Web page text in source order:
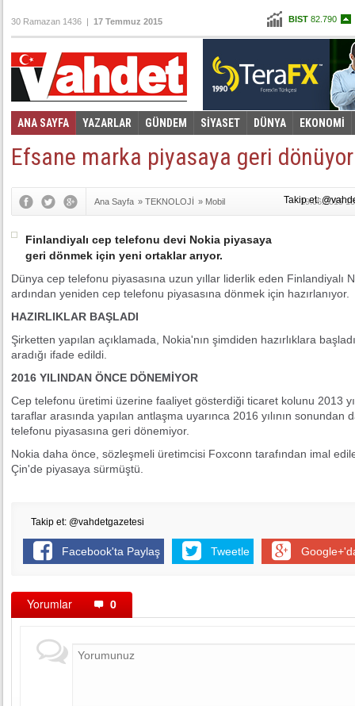
BIST 82.790
Altın97,867
Dolar 2,6555
Euro 2,8875
30 Ramazan 1436 | 17 Temmuz 2015
ANA SAYFA YAZARLAR GÜNDEM SİYASET DÜNYA EKONOMİ
Foto Galeri Video Galeri
Efsane marka piyasaya geri dönüyor
Ana Sayfa » TEKNOLOJİ » Mobil 19.06.2015
Finlandiyalı cep telefonu devi Nokia piyasaya
geri dönmek için yeni ortaklar arıyor.
Dünya cep telefonu piyasasına uzun yıllar liderlik eden Finlandiyalı
ardından yeniden cep telefonu piyasasına dönmek için hazırlanıyor.
HAZIRLIKLAR BAŞLADI
Şirketten yapılan açıklamada, Nokia'nın şimdiden hazırlıklara
aradığı ifade edildi.
2016 YILINDAN ÖNCE DÖNEMİYOR
Cep telefonu üretimi üzerine faaliyet gösterdiği ticaret kolunu 2013
taraflar arasında yapılan antlaşma uyarınca 2016 yılının
telefonu piyasasına geri dönemiyor.
Nokia daha önce, sözleşmeli üretimcisi Foxconn tarafından imal
Çin'de piyasaya sürmüştü.
Takip et: @vahdetgazetesi
Facebook'ta Paylaş Tweetle
Yorumlar 0
Takip et: